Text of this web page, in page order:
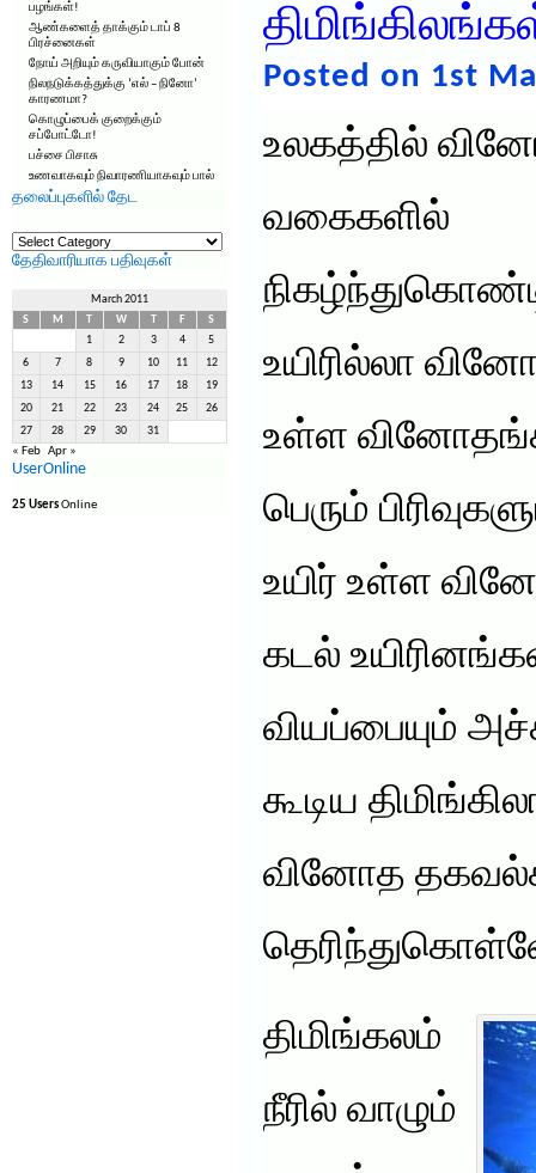
பழங்கள்!
ஆண்களைத் தாக்கும் டாப் 8
பிரச்னைகள்
நோய் அறியும் கருவியாகும் போன்
நிலநடுக்கத்துக்கு ‘எல் – நினோ’
காரணமா?
கொழுப்பைக் குறைக்கும்
சப்போட்டோ!
பச்சை பிசாசு
உணவாகவும் நிவாரணியாகவும் பால்
தலைப்புகளில் தேட
தலைப்புகளில்
தேட
தேதிவாரியாக பதிவுகள்
March 2011
S
M W F
S
1
2 3 4 5
6 7 8 9 10 11 12
13 14 15 16 17 18 19
20 21 22 23 24 25 26
27 28 29 30 31
« Feb Apr »
UserOnline
25 UsersOnline
Posted on 1st
உலகத்தில்
வகைகளில்
உயிரில்லா
உள்ள
பெரும்
உயிர் உள்ள
கடல்
வியப்பையும்
கூடிய
வினோத
திமிங்கலம்
நீரில் வாழும்